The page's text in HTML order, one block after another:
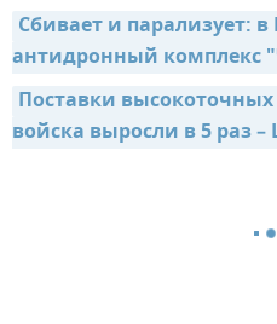
Сбивает и парализует:
антидронный комплекс
Поставки
войска выросли в 5 раз